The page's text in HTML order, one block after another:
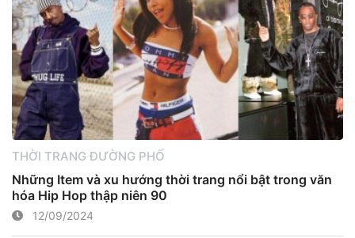
THỜI TRANG ĐƯỜNG PHỐ
Những Item và xu hướng thời trang nổi bật trong văn
hóa Hip Hop thập niên 90
12/09/2024